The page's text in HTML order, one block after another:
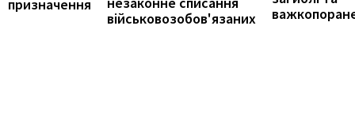
призначення
військовозобов'язаних